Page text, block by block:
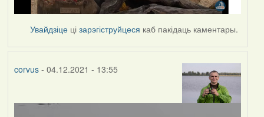
Увайдзіце цізарэгіструйцеся каб пакідаць каментары.
corvus- 04.12.2021 - 13:55